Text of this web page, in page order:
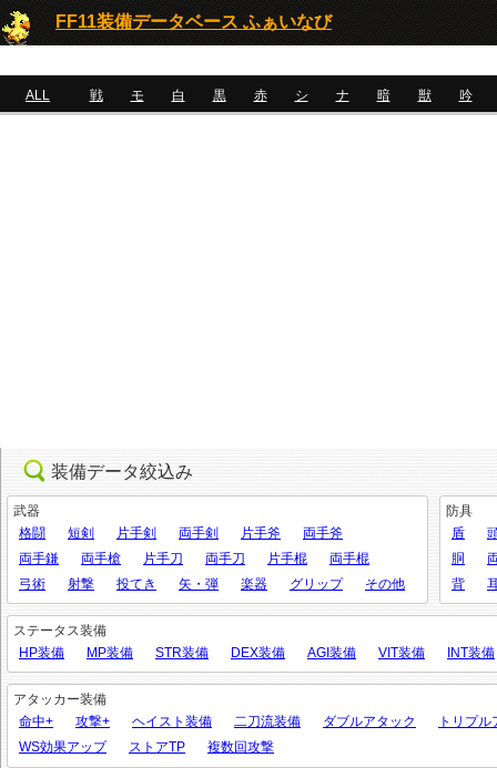
FF11装備データベース ふぁいなび
ALL 戦 モ 白 黒 赤 シ ナ 暗 獣 吟
装備データ絞込み
武器
格闘
短剣 片手剣 両手剣 片手斧
両手斧
両手鎌
両手槍 片手刀 両手刀 片手棍
両手棍
弓術
射撃 投てき 矢・弾 楽器 グリップ その他
防具
盾
胴
背
ステータス装備
HP装備
MP装備 STR装備 DEX装備 AGI装備 VIT装備 INT装備
アタッカー装備
命中+
攻撃+ ヘイスト装備 二刀流装備 ダブルアタック
トリプル
WS効果アップ
ストアTP 複数回攻撃